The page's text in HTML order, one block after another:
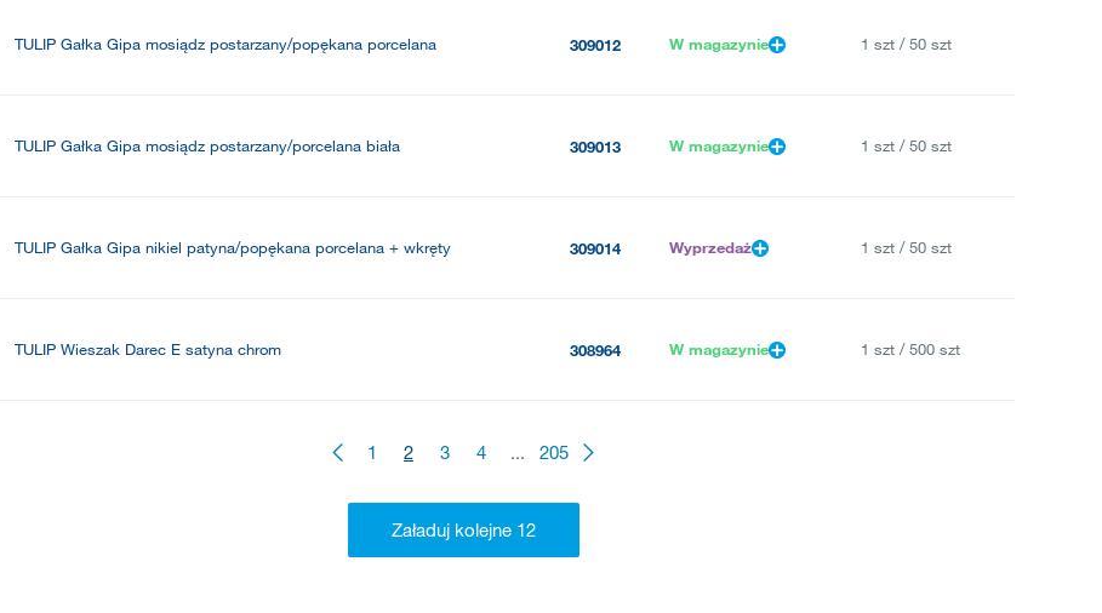
TULIP Gałka Gipa mosiądz postarzany/popękana porcelana 309012 W magazynie 1 szt / 50 szt
TULIP Gałka Gipa mosiądz postarzany/porcelana biała 309013 W magazynie 1 szt / 50 szt
TULIP Gałka Gipa nikiel patyna/popękana porcelana + wkręty 309014 Wyprzedaż 1 szt / 50 szt
TULIP Wieszak Darec E satyna chrom 308964 W magazynie 1 szt / 500 szt
1 2 3 4 ... 205